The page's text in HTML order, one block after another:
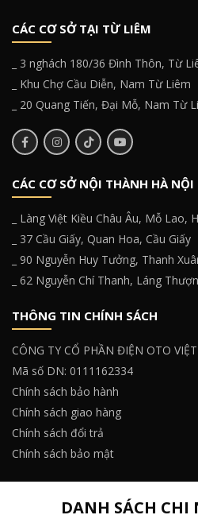
CÁC CƠ SỞ TẠI TỪ LIÊM
_ 3 nghách 180/36 Đình Thôn, Từ
_ Khu Chợ Cầu Diễn, Nam Từ Liêm
_ 20 Quang Tiến, Đại Mỗ, Nam Từ
CÁC CƠ SỞ NỘI THÀNH HÀ NỘI
_ Làng Việt Kiều Châu Âu, Mỗ Lao,
_ 37 Cầu Giấy, Quan Hoa, Cầu Giấy
_ 90 Nguyễn Huy Tưởng, Thanh
_ 62 Nguyễn Chí Thanh, Láng
THÔNG TIN CHÍNH SÁCH
CÔNG TY CỔ PHẦN ĐIỆN OTO
Mã số DN: 0111162334
Chính sách bảo hành
Chính sách giao hàng
Chính sách đổi trả
Chính sách bảo mật
DANH SÁCH CHI